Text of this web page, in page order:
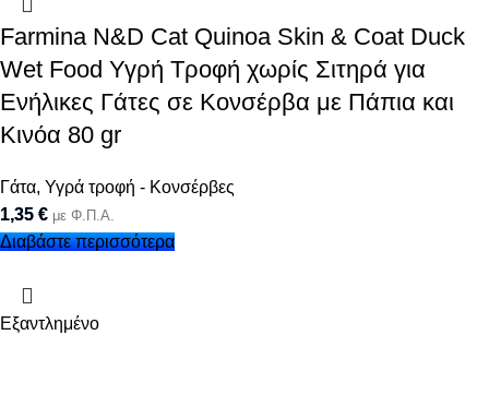
Farmina N&D Cat Quinoa Skin & Coat Duck
Wet Food Υγρή Τροφή χωρίς Σιτηρά για
Ενήλικες Γάτες σε Κονσέρβα με Πάπια και
Κινόα 80 gr
Γάτα, Υγρά τροφή - Κονσέρβες
1,35 € με Φ.Π.Α.
Διαβάστε περισσότερα
Εξαντλημένο